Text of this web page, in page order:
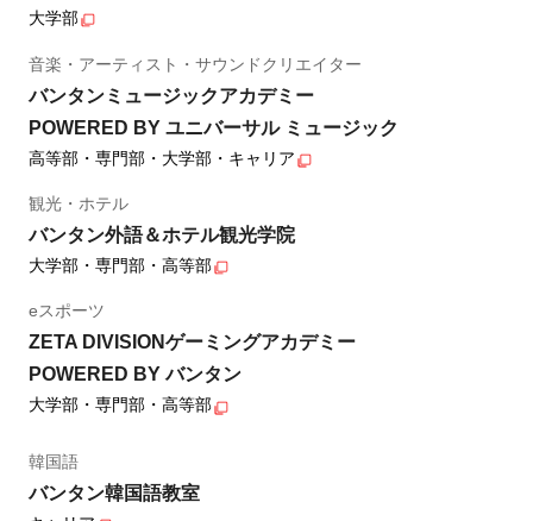
大学部
音楽・アーティスト・サウンドクリエイター
バンタンミュージックアカデミー
POWERED BY ユニバーサル ミュージック
高等部・専門部・大学部・キャリア
観光・ホテル
バンタン外語＆ホテル観光学院
大学部・専門部・高等部
eスポーツ
ZETA DIVISIONゲーミングアカデミー
POWERED BY バンタン
大学部・専門部・高等部
韓国語
バンタン韓国語教室